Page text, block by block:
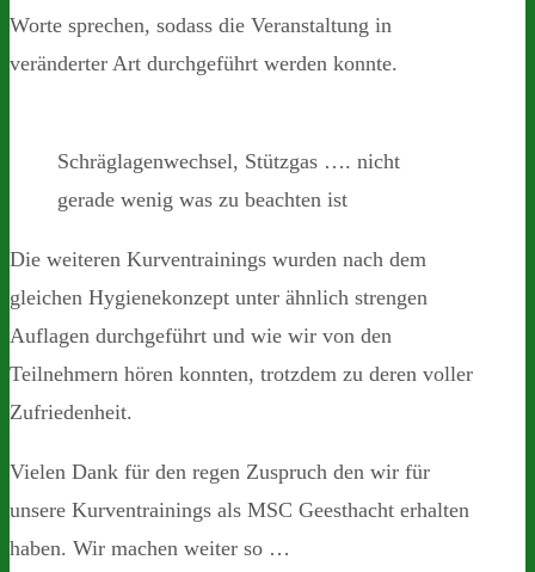
Worte sprechen, sodass die Veranstaltung in
veränderter Art durchgeführt werden konnte.
Schräglagenwechsel, Stützgas …. nicht
gerade wenig was zu beachten ist
Die weiteren Kurventrainings wurden nach dem
gleichen Hygienekonzept unter ähnlich strengen
Auflagen durchgeführt und wie wir von den
Teilnehmern hören konnten, trotzdem zu deren voller
Zufriedenheit.
Vielen Dank für den regen Zuspruch den wir für
unsere Kurventrainings als MSC Geesthacht erhalten
haben. Wir machen weiter so …